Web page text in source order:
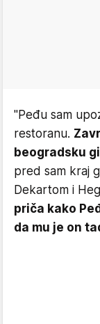
"Peđu sam
restoranu.
beogradsku
pred sam kraj
Dekartom i
priča kako
da mu je on